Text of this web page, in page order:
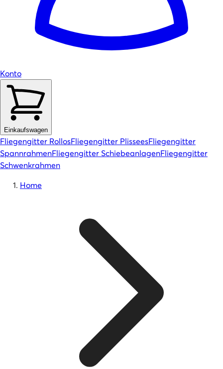
Konto
Einkaufswagen
Fliegengitter RollosFliegengitter PlisseesFliegengitter
SpannrahmenFliegengitter SchiebeanlagenFliegengitter
Schwenkrahmen
Home